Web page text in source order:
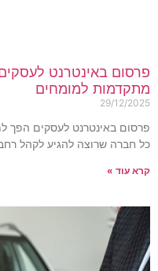
באינטרנט לעסקים:
למומחים
29/12/
באינטרנט לעסקים הפך
חברה שרוצה להגיע לקהל רחב
עוד »